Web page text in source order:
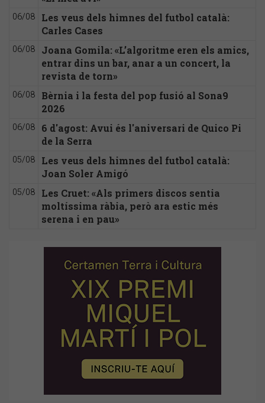
06/08
Les veus dels himnes del futbol català:
Carles Cases
06/08
Joana Gomila: «L’algoritme eren els amics,
entrar dins un bar, anar a un concert, la
revista de torn»
06/08
Bèrnia i la festa del pop fusió al Sona9
2026
06/08
6 d'agost: Avui és l'aniversari de Quico Pi
de la Serra
05/08
Les veus dels himnes del futbol català:
Joan Soler Amigó
05/08
Les Cruet: «Als primers discos sentia
moltíssima ràbia, però ara estic més
serena i en pau»